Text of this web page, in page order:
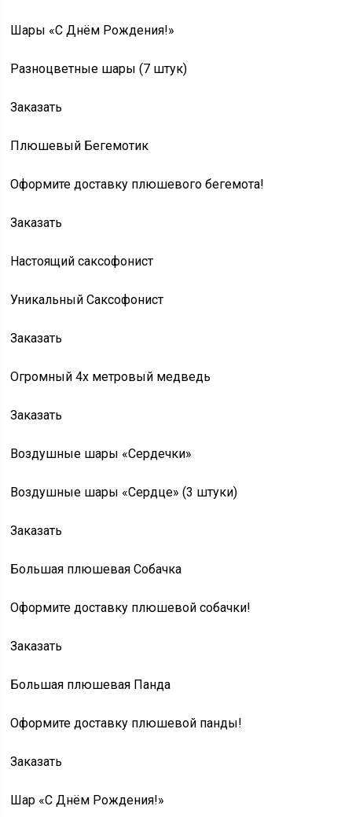
Шары «С Днём Рождения!»
Разноцветные шары (7 штук)
Заказать
Плюшевый Бегемотик
Оформите доставку плюшевого бегемота!
Заказать
Настоящий саксофонист
Уникальный Саксофонист
Заказать
Огромный 4х метровый медведь
Заказать
Воздушные шары «Сердечки»
Воздушные шары «Сердце» (3 штуки)
Заказать
Большая плюшевая Собачка
Оформите доставку плюшевой собачки!
Заказать
Большая плюшевая Панда
Оформите доставку плюшевой панды!
Заказать
Шар «С Днём Рождения!»